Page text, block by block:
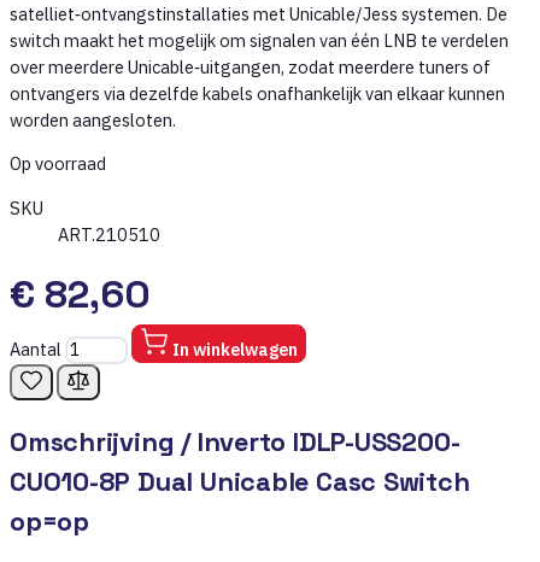
satelliet‑ontvangstinstallaties met Unicable/Jess systemen. De
switch maakt het mogelijk om signalen van één LNB te verdelen
over meerdere Unicable‑uitgangen, zodat meerdere tuners of
ontvangers via dezelfde kabels onafhankelijk van elkaar kunnen
worden aangesloten.
Op voorraad
SKU
ART.210510
€ 82,60
Aantal In winkelwagen
Omschrijving / Inverto IDLP-USS200-
CUO10-8P Dual Unicable Casc Switch
op=op